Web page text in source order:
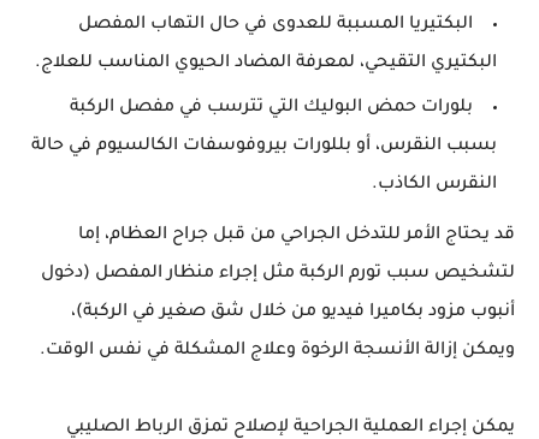
البكتيريا المسببة للعدوى في حال التهاب المفصل
البكتيري التقيحي، لمعرفة المضاد الحيوي المناسب للعلاج.
بلورات حمض البوليك التي تترسب في مفصل الركبة
بسبب النقرس، أو بللورات بيروفوسفات الكالسيوم في حالة
النقرس الكاذب.
قد يحتاج الأمر للتدخل الجراحي من قبل جراح العظام، إما
لتشخيص سبب تورم الركبة مثل إجراء منظار المفصل (دخول
أنبوب مزود بكاميرا فيديو من خلال شق صغير في الركبة)،
ويمكن إزالة الأنسجة الرخوة وعلاج المشكلة في نفس الوقت.
يمكن إجراء العملية الجراحية لإصلاح تمزق الرباط الصليبي